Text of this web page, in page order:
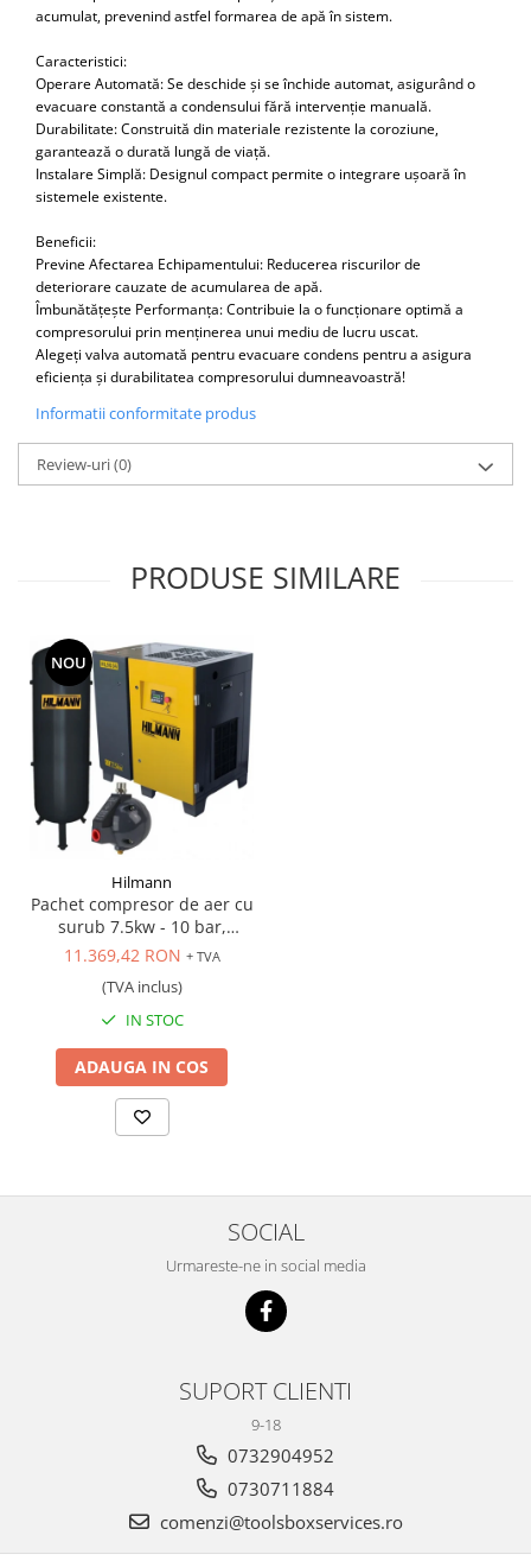
acumulat, prevenind astfel formarea de apă în sistem.
Caracteristici:
Operare Automată: Se deschide și se închide automat, asigurând o
evacuare constantă a condensului fără intervenție manuală.
Durabilitate: Construită din materiale rezistente la coroziune,
garantează o durată lungă de viață.
Instalare Simplă: Designul compact permite o integrare ușoară în
sistemele existente.
Beneficii:
Previne Afectarea Echipamentului: Reducerea riscurilor de
deteriorare cauzate de acumularea de apă.
Îmbunătățește Performanța: Contribuie la o funcționare optimă a
compresorului prin menținerea unui mediu de lucru uscat.
Alegeți valva automată pentru evacuare condens pentru a asigura
eficiența și durabilitatea compresorului dumneavoastră!
Informatii conformitate produs
Review-uri(0)
PRODUSE SIMILARE
NOU
Hilmann
Pachet compresor de aer cu
surub 7.5kw - 10 bar,
butelie de aer 270 L si valva
condens
11.369,42 RON + TVA
(TVA inclus)
IN STOC
ADAUGA IN COS
SOCIAL
Urmareste-ne in social media
SUPORT CLIENTI
9-18
0732904952
0730711884
comenzi@toolsboxservices.ro